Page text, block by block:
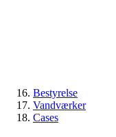
Bestyrelse
Vandværker
Cases